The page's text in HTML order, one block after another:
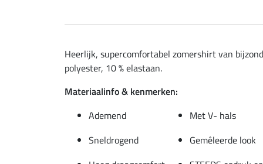
Heerlijk, supercomfortabel zomershirt van
polyester, 10 % elastaan.
Materiaalinfo & kenmerken:
Ademend
Met V- hals
Sneldrogend
Gemêleerde look